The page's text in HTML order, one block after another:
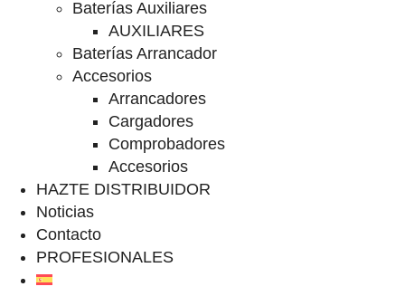
Baterías Auxiliares
AUXILIARES
Baterías Arrancador
Accesorios
Arrancadores
Cargadores
Comprobadores
Accesorios
HAZTE DISTRIBUIDOR
Noticias
Contacto
PROFESIONALES